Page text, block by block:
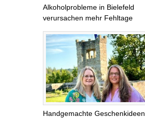
Alkoholprobleme in Bielefeld
verursachen mehr Fehltage
Handgemachte Geschenkideen